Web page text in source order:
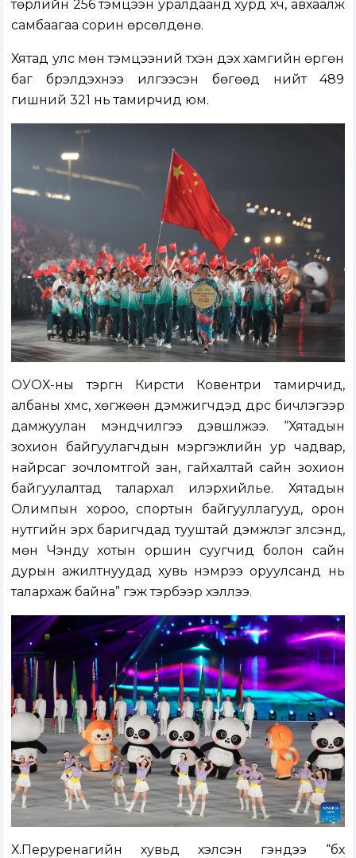
төрлийн 256 тэмцээн уралдаанд хурд хүч, авхаалж
самбаагаа сорин өрсөлдөнө.
Хятад улс мөн тэмцээний түүхэн дэх хамгийн өргөн
баг бүрэлдэхүүнээ илгээсэн бөгөөд нийт 489
гишүүний 321 нь тамирчид юм.
ОУОХ-ны тэргүүн Кирсти Ковентри тамирчид,
албаны хүмүүс, хөгжөөн дэмжигчдэд дүрс бичлэгээр
дамжуулан мэндчилгээ дэвшүүлжээ. “Хятадын
зохион байгуулагчдын мэргэжлийн ур чадвар,
найрсаг зочломтгой зан, гайхалтай сайн зохион
байгуулалтад талархал илэрхийлье. Хятадын
Олимпын хороо, спортын байгууллагууд, орон
нутгийн эрх баригчдад тууштай дэмжлэг үзүүлсэнд,
мөн Чэнду хотын оршин суугчид болон сайн
дурын ажилтнуудад хувь нэмрээ оруулсанд нь
талархаж байна” гэж тэрбээр хэллээ.
Х.Перуренагийн хувьд хэлсэн үгэндээ “бүх